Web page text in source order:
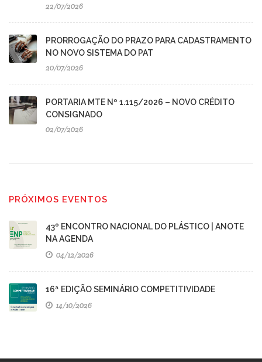
22/07/2026
PRORROGAÇÃO DO PRAZO PARA CADASTRAMENTO
NO NOVO SISTEMA DO PAT
20/07/2026
PORTARIA MTE Nº 1.115/2026 – NOVO CRÉDITO
CONSIGNADO
02/07/2026
PRÓXIMOS EVENTOS
43º ENCONTRO NACIONAL DO PLÁSTICO | ANOTE
NA AGENDA
04/12/2026
16ª EDIÇÃO SEMINÁRIO COMPETITIVIDADE
14/10/2026